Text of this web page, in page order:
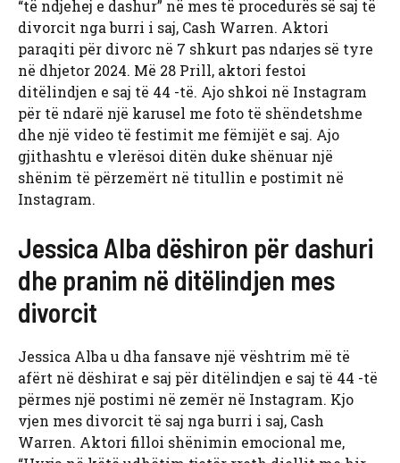
“të ndjehej e dashur” në mes të procedurës së saj të
divorcit nga burri i saj, Cash Warren. Aktori
paraqiti për divorc në 7 shkurt pas ndarjes së tyre
në dhjetor 2024. Më 28 Prill, aktori festoi
ditëlindjen e saj të 44 -të. Ajo shkoi në Instagram
për të ndarë një karusel me foto të shëndetshme
dhe një video të festimit me fëmijët e saj. Ajo
gjithashtu e vlerësoi ditën duke shënuar një
shënim të përzemërt në titullin e postimit në
Instagram.
Jessica Alba dëshiron për dashuri
dhe pranim në ditëlindjen mes
divorcit
Jessica Alba u dha fansave një vështrim më të
afërt në dëshirat e saj për ditëlindjen e saj të 44 -të
përmes një postimi në zemër në Instagram. Kjo
vjen mes divorcit të saj nga burri i saj, Cash
Warren. Aktori filloi shënimin emocional me,